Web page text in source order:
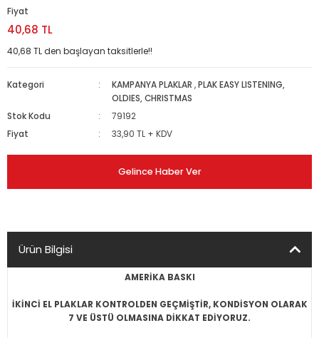
Fiyat
40,68 TL
40,68 TL den başlayan taksitlerle!!
Kategori KAMPANYA PLAKLAR ,PLAK EASY LISTENING,
OLDIES, CHRISTMAS
Stok Kodu
79192
Fiyat
33,90 TL + KDV
Gelince Haber Ver
Ürün Bilgisi
AMERİKA BASKI
İKİNCİ EL PLAKLAR KONTROLDEN GEÇMİŞTİR, KONDİSYON OLARAK
7 VE ÜSTÜ OLMASINA DİKKAT EDİYORUZ.